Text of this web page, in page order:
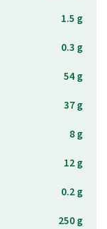
1.5 g
0.3 g
54 g
37 g
8 g
12 g
0.2 g
250 g